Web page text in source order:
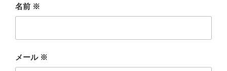
名前 ※
メール ※